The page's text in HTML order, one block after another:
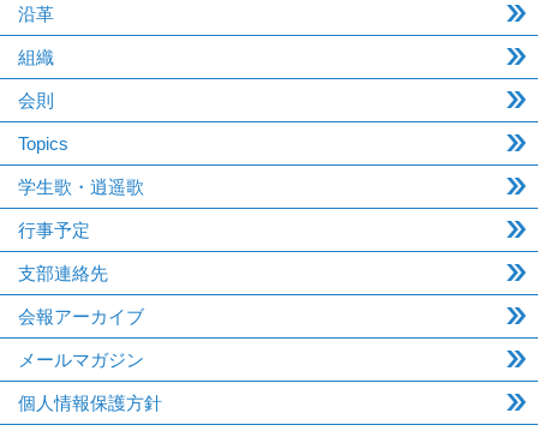
沿革
組織
会則
Topics
学生歌・逍遥歌
行事予定
支部連絡先
会報アーカイブ
メールマガジン
個人情報保護方針